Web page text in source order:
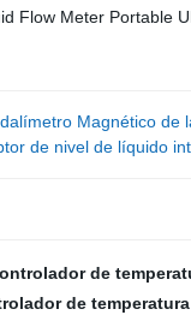
Magnético
de nivel de líquido
de
de